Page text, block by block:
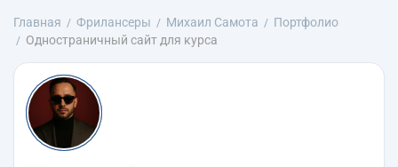
Главная Фрилансеры Михаил Самота
Портфолио
Одностраничный сайт для курса